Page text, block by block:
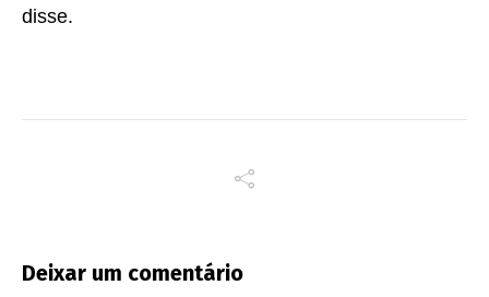
disse.
Deixar um comentário